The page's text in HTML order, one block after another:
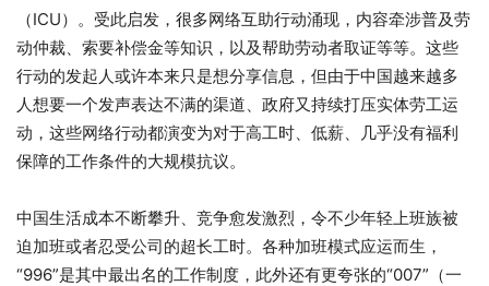
（ICU）。受此启发，很多网络互助行动涌现，内容牵涉普及劳
动仲裁、索要补偿金等知识，以及帮助劳动者取证等等。这些
行动的发起人或许本来只是想分享信息，但由于中国越来越多
人想要一个发声表达不满的渠道、政府又持续打压实体劳工运
动，这些网络行动都演变为对于高工时、低薪、几乎没有福利
保障的工作条件的大规模抗议。
中国生活成本不断攀升、竞争愈发激烈，令不少年轻上班族被
迫加班或者忍受公司的超长工时。各种加班模式应运而生，
“996”是其中最出名的工作制度，此外还有更夸张的“007”（一